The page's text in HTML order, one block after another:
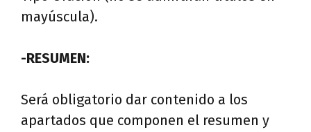
mayúscula).
-RESUMEN:
Será obligatorio dar contenido a los
apartados que componen el resumen y